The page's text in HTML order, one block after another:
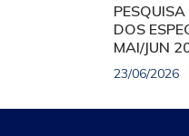
DOS
MAI/JUN
23/06/2026